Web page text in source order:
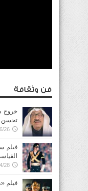
فن وثقافة
خروج
تحسن
26
فيلم
28
فيلم